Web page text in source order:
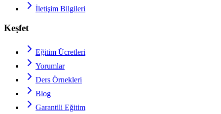
İletişim Bilgileri
Keşfet
Eğitim Ücretleri
Yorumlar
Ders Örnekleri
Blog
Garantili Eğitim